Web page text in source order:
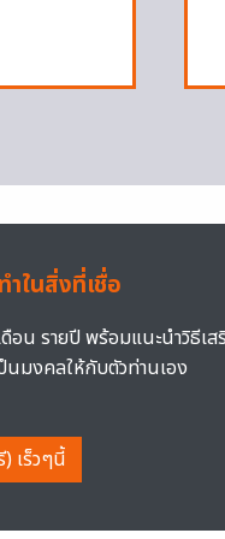
ในสิ่งที่เชื่อ
อน รายปี พร้อมแนะนำวิธีเส
นมงคลให้กับตัวท่านเอง
เร็วๆนี้